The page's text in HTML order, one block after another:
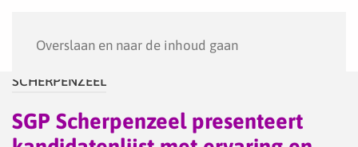
Overslaan en naar de inhoud gaan
SCHERPENZEEL
SGP Scherpenzeel presenteert